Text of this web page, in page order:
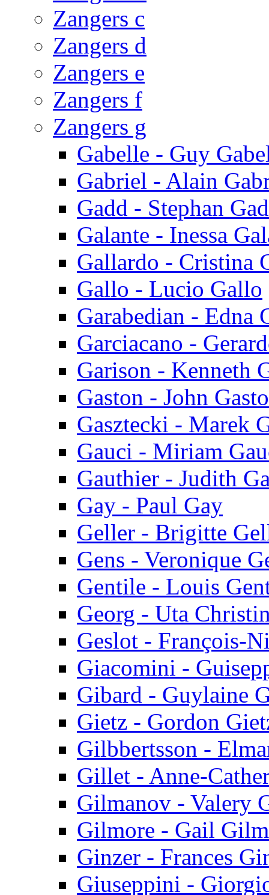
Zangers c
Zangers d
Zangers e
Zangers f
Zangers g
Gabelle - Guy
Gabriel - Alain
Gadd - Stephan
Galante - Inessa
Gallardo - Cristina
Gallo - Lucio Gallo
Garabedian - Edna
Garciacano -
Garison - Kenneth
Gaston - John
Gasztecki - Marek
Gauci - Miriam
Gauthier - Judith
Gay - Paul Gay
Geller - Brigitte
Gens - Veronique
Gentile - Louis
Georg - Uta
Geslot - François-
Giacomini -
Gibard - Guylaine
Gietz - Gordon
Gilbbertsson -
Gillet - Anne-
Gilmanov - Valery
Gilmore - Gail
Ginzer - Frances
Giuseppini -